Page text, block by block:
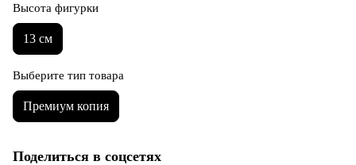
Высота фигурки
13 см
Выберите тип товара
Премиум копия
Поделиться в соцсетях